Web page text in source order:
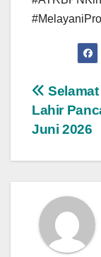
Post
Selamat
Lahir
Juni 2026